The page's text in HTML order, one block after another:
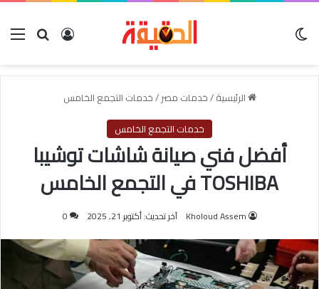
بحث عنتسجيل
الرئيسية/خدمات مصر/خدمات التجمع الخامس
خدمات التجمع الخامس
أفضل فني صيانة شاشات توشيبا
TOSHIBA في التجمع الخامس
Kholoud Assem آخر تحديث: أكتوبر 21, 2025 0